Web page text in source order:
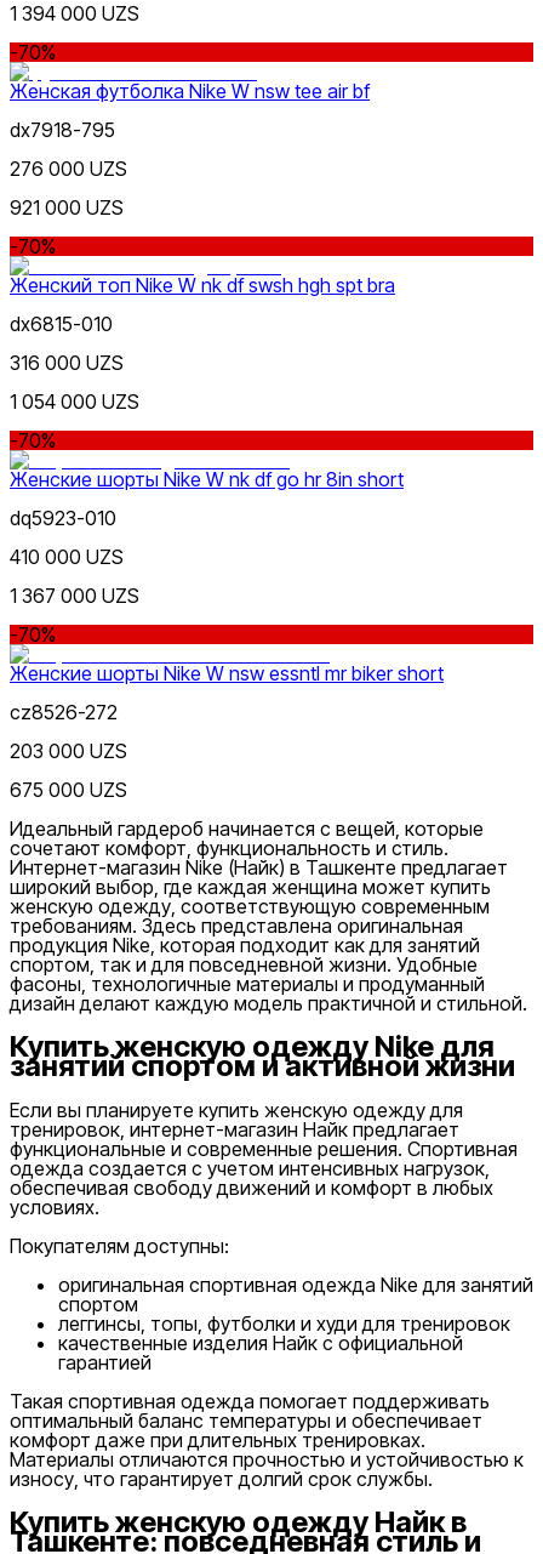
1 394 000 UZS
-70%
Женская футболка Nike W nsw tee air bf
dx7918-795
276 000 UZS
921 000 UZS
-70%
Женский топ Nike W nk df swsh hgh spt bra
dx6815-010
316 000 UZS
1 054 000 UZS
-70%
Женские шорты Nike W nk df go hr 8in short
dq5923-010
410 000 UZS
1 367 000 UZS
-70%
Женские шорты Nike W nsw essntl mr biker short
cz8526-272
203 000 UZS
675 000 UZS
Идеальный гардероб начинается с вещей, которые
сочетают комфорт, функциональность и стиль.
Интернет-магазин Nike (Найк) в Ташкенте предлагает
широкий выбор, где каждая женщина может купить
женскую одежду, соответствующую современным
требованиям. Здесь представлена оригинальная
продукция Nike, которая подходит как для занятий
спортом, так и для повседневной жизни. Удобные
фасоны, технологичные материалы и продуманный
дизайн делают каждую модель практичной и стильной.
Купить женскую одежду Nike для
занятий спортом и активной жизни
Если вы планируете купить женскую одежду для
тренировок, интернет-магазин Найк предлагает
функциональные и современные решения. Спортивная
одежда создается с учетом интенсивных нагрузок,
обеспечивая свободу движений и комфорт в любых
условиях.
Покупателям доступны:
оригинальная спортивная одежда Nike для занятий
спортом
леггинсы, топы, футболки и худи для тренировок
качественные изделия Найк с официальной
гарантией
Такая спортивная одежда помогает поддерживать
оптимальный баланс температуры и обеспечивает
комфорт даже при длительных тренировках.
Материалы отличаются прочностью и устойчивостью к
износу, что гарантирует долгий срок службы.
Купить женскую одежду Найк в
Ташкенте: повседневная стиль и